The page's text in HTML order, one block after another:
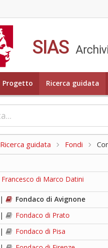
SIAS
Progetto Ricerca guidata
Ricerca guidata Fondi
Francesco di Marco Datini
|
Fondaco di Avignone
|
Fondaco di Prato
|
Fondaco di Pisa